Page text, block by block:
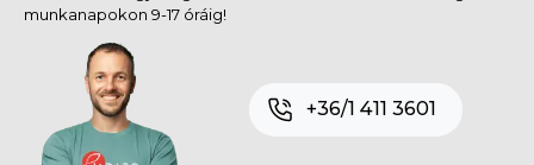
munkanapokon 9-17 óráig!
+36/1 411 3601